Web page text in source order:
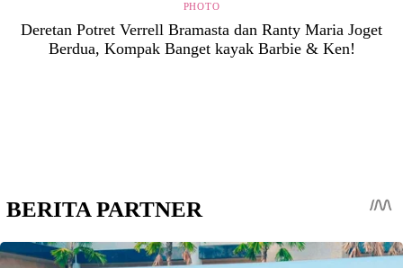
PHOTO
Deretan Potret Verrell Bramasta dan Ranty Maria Joget
Berdua, Kompak Banget kayak Barbie & Ken!